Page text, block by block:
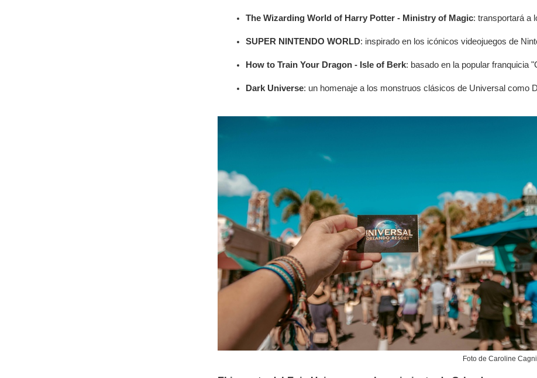
The Wizarding World of Harry Potter - Ministry of Magic: transportará a
SUPER NINTENDO WORLD: inspirado en los icónicos videojuegos de
How to Train Your Dragon - Isle of Berk: basado en la popular franquicia
Dark Universe: un homenaje a los monstruos clásicos de Universal como
Foto de Caroline